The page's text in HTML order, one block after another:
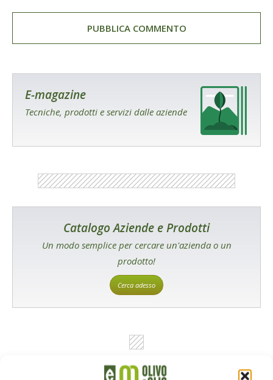
E-magazine
Tecniche, prodotti e servizi dalle aziende
Catalogo Aziende e Prodotti
Un modo semplice per cercare un'azienda o un
prodotto!
Cerca adesso